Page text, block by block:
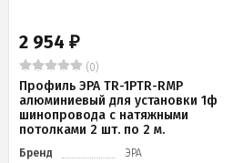
2 954 ₽
(0)
Профиль ЭРА TR-1PTR-RMP
алюминиевый для установки 1ф
шинопровода с натяжными
потолками 2 шт. по 2 м.
Бренд
ЭРА